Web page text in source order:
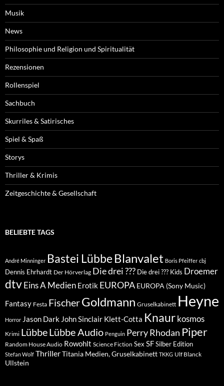
Musik
News
Philosophie und Religion und Spiritualität
Rezensionen
Rollenspiel
Sachbuch
Skurriles & Satirisches
Spiel & Spaß
Storys
Thriller & Krimis
Zeitgeschichte & Gesellschaft
BELIEBTE TAGS
André Minninger Bastei Lübbe Blanvalet Boris Pfeiffer cbj
Dennis Ehrhardt Der Hörverlag Die drei ??? Die drei ??? Kids Droemer
dtvEins A Medien Erotik EUROPA EUROPA (Sony Music)
Fantasy Festa FischerGoldmann Gruselkabinett Heyne
Horror Jason Dark John Sinclair Klett-Cotta Knaur kosmos
Krimi LübbeLübbe Audio Penguin Perry Rhodan Piper
Random House Audio Rowohlt Science Fiction Sex SFSilber Edition
Stefan Wolf ThrillerTitania Medien, Gruselkabinett TKKG Ulf Blanck
Ullstein